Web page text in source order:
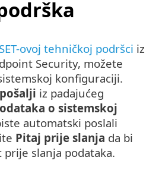
ovoj tehničkoj podršci iz
Security, možete
konfiguraciji.
iz padajućeg
o sistemskoj
automatski poslali
Pitaj prije slanja da bi
prije slanja podataka.